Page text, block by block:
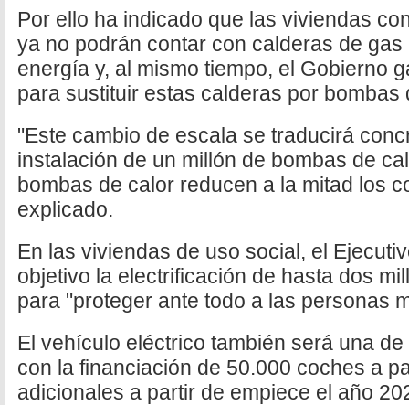
Por ello ha indicado que las viviendas
ya no podrán contar con calderas de
energía y, al mismo tiempo, el Gobierno
para sustituir estas calderas por bombas
"Este cambio de escala se traducirá
instalación de un millón de bombas de
bombas de calor reducen a la mitad los
explicado.
En las viviendas de uso social, el
objetivo la electrificación de hasta dos
para "proteger ante todo a las personas
El vehículo eléctrico también será una
con la financiación de 50.000 coches a
adicionales a partir de empiece el año